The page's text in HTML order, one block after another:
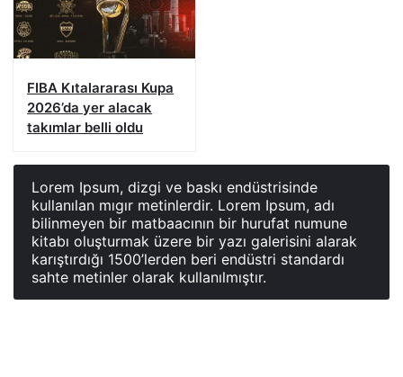
FIBA Kıtalararası Kupa
2026’da yer alacak
takımlar belli oldu
Lorem Ipsum, dizgi ve baskı endüstrisinde
kullanılan mıgır metinlerdir. Lorem Ipsum, adı
bilinmeyen bir matbaacının bir hurufat numune
kitabı oluşturmak üzere bir yazı galerisini alarak
karıştırdığı 1500’lerden beri endüstri standardı
sahte metinler olarak kullanılmıştır.